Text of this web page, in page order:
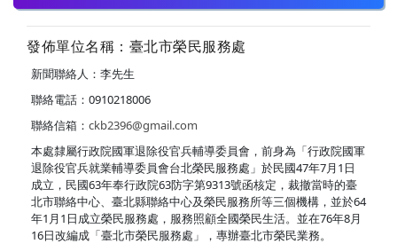
發佈單位名稱：臺北市榮民服務處
新聞聯絡人：李先生
聯絡電話：0910218006
聯絡信箱： ckb2396@gmail.com
本處隸屬行政院國軍退除役官兵輔導委員會，前身為「行政院國軍
退除役官兵就業輔導委員會台北榮民服務處」於民國47年7月1日
成立，民國63年奉行政院63防字第9313號函核定，裁撤當時的臺
北市聯絡中心、臺北縣聯絡中心及榮民服務所等三個機構，並於64
年1月1日成立榮民服務處，服務照顧全國榮民生活。並在76年8月
16日改編成「臺北市榮民服務處」，專辦臺北市榮民業務。